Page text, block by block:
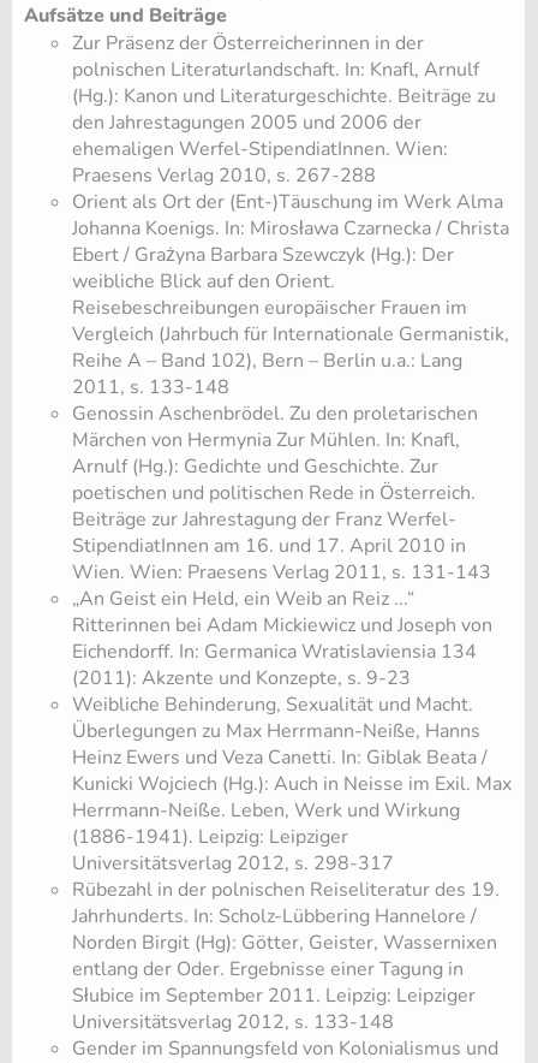
Aufsätze und Beiträge
Zur Präsenz der Österreicherinnen in der
polnischen Literaturlandschaft. In: Knafl, Arnulf
(Hg.): Kanon und Literaturgeschichte. Beiträge zu
den Jahrestagungen 2005 und 2006 der
ehemaligen Werfel-StipendiatInnen. Wien:
Praesens Verlag 2010, s. 267-288
Orient als Ort der (Ent-)Täuschung im Werk Alma
Johanna Koenigs. In: Mirosława Czarnecka / Christa
Ebert / Grażyna Barbara Szewczyk (Hg.): Der
weibliche Blick auf den Orient.
Reisebeschreibungen europäischer Frauen im
Vergleich (Jahrbuch für Internationale Germanistik,
Reihe A – Band 102), Bern – Berlin u.a.: Lang
2011, s. 133-148
Genossin Aschenbrödel. Zu den proletarischen
Märchen von Hermynia Zur Mühlen. In: Knafl,
Arnulf (Hg.): Gedichte und Geschichte. Zur
poetischen und politischen Rede in Österreich.
Beiträge zur Jahrestagung der Franz Werfel-
StipendiatInnen am 16. und 17. April 2010 in
Wien. Wien: Praesens Verlag 2011, s. 131-143
„An Geist ein Held, ein Weib an Reiz ...“
Ritterinnen bei Adam Mickiewicz und Joseph von
Eichendorff. In: Germanica Wratislaviensia 134
(2011): Akzente und Konzepte, s. 9-23
Weibliche Behinderung, Sexualität und Macht.
Überlegungen zu Max Herrmann-Neiße, Hanns
Heinz Ewers und Veza Canetti. In: Giblak Beata /
Kunicki Wojciech (Hg.): Auch in Neisse im Exil. Max
Herrmann-Neiße. Leben, Werk und Wirkung
(1886-1941). Leipzig: Leipziger
Universitätsverlag 2012, s. 298-317
Rübezahl in der polnischen Reiseliteratur des 19.
Jahrhunderts. In: Scholz-Lübbering Hannelore /
Norden Birgit (Hg): Götter, Geister, Wassernixen
entlang der Oder. Ergebnisse einer Tagung in
Słubice im September 2011. Leipzig: Leipziger
Universitätsverlag 2012, s. 133-148
Gender im Spannungsfeld von Kolonialismus und